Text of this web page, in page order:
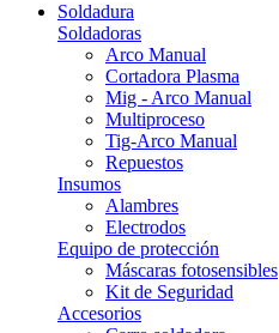
Soldadura
Soldadoras
Arco Manual
Cortadora Plasma
Mig - Arco Manual
Multiproceso
Tig-Arco Manual
Repuestos
Insumos
Alambres
Electrodos
Equipo de protección
Máscaras fotosensibles
Kit de Seguridad
Accesorios